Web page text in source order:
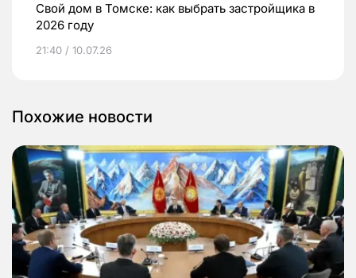
Свой дом в Томске: как выбрать застройщика в
2026 году
21:40 / 10.07.26
Похожие новости